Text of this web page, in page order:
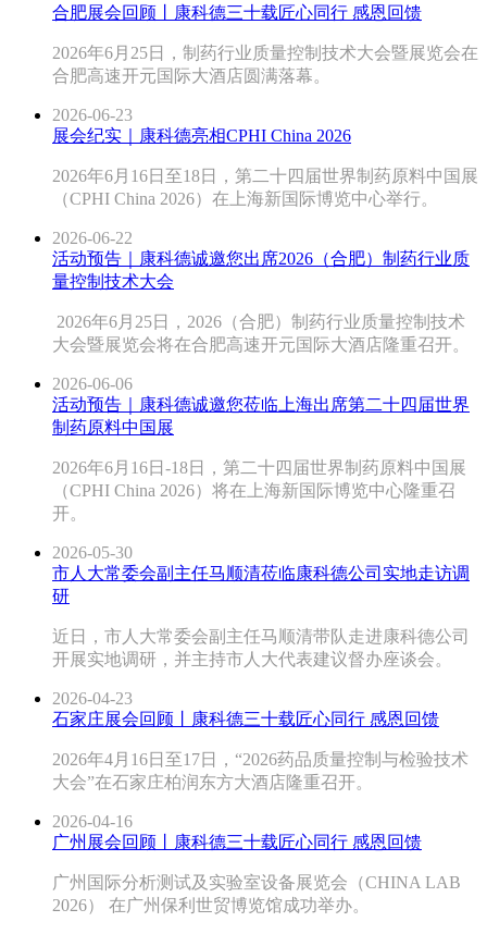
合肥展会回顾丨康科德三十载匠心同行 感恩回馈
2026年6月25日，制药行业质量控制技术大会暨展览会在
合肥高速开元国际大酒店圆满落幕。
2026-06-23
展会纪实｜康科德亮相CPHI China 2026
2026年6月16日至18日，第二十四届世界制药原料中国展
（CPHI China 2026）在上海新国际博览中心举行。
2026-06-22
活动预告｜康科德诚邀您出席2026（合肥）制药行业质
量控制技术大会
2026年6月25日，2026（合肥）制药行业质量控制技术
大会暨展览会将在合肥高速开元国际大酒店隆重召开。
2026-06-06
活动预告｜康科德诚邀您莅临上海出席第二十四届世界
制药原料中国展
2026年6月16日-18日，第二十四届世界制药原料中国展
（CPHI China 2026）将在上海新国际博览中心隆重召
开。
2026-05-30
市人大常委会副主任马顺清莅临康科德公司实地走访调
研
近日，市人大常委会副主任马顺清带队走进康科德公司
开展实地调研，并主持市人大代表建议督办座谈会。
2026-04-23
石家庄展会回顾丨康科德三十载匠心同行 感恩回馈
2026年4月16日至17日，“2026药品质量控制与检验技术
大会”在石家庄柏润东方大酒店隆重召开。
2026-04-16
广州展会回顾丨康科德三十载匠心同行 感恩回馈
广州国际分析测试及实验室设备展览会（CHINA LAB
2026） 在广州保利世贸博览馆成功举办。